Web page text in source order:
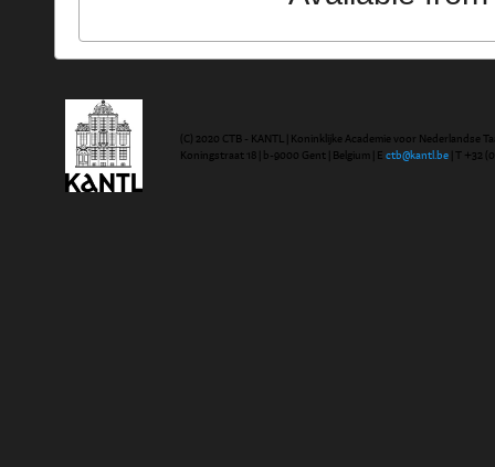
(C) 2020 CTB - KANTL | Koninklijke Academie voor Nederlandse
Koningstraat 18 | b-9000 Gent | Belgium | E ctb@kantl.be | T +32